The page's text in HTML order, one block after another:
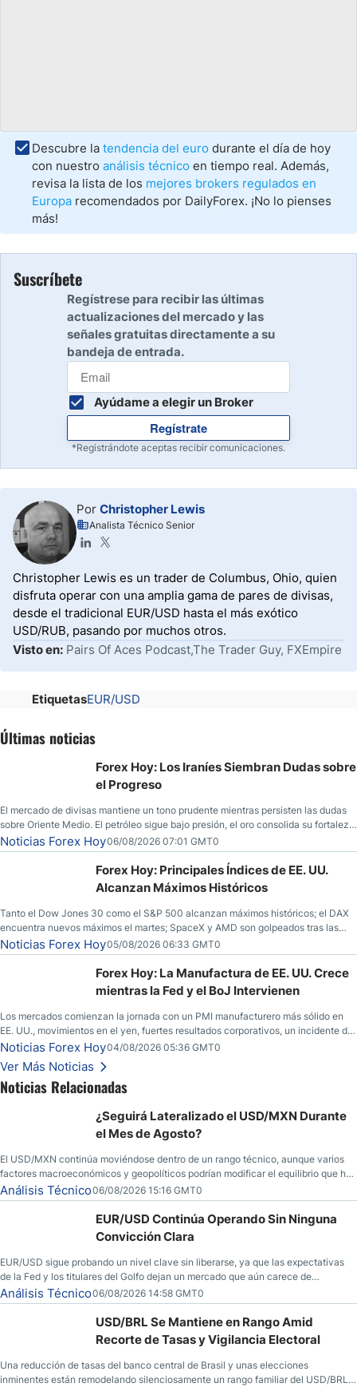
Descubre la tendencia del euro durante el día de hoy
con nuestro análisis técnico en tiempo real. Además,
revisa la lista de los mejores brokers regulados en
Europa recomendados por DailyForex. ¡No lo pienses
más!
Suscríbete
Regístrese para recibir las últimas
actualizaciones del mercado y las
señales gratuitas directamente a su
bandeja de entrada.
Ayúdame a elegir un Broker
Regístrate
*Registrándote aceptas recibir comunicaciones.
Por Christopher Lewis
Analista Técnico Senior
Christopher Lewis es un trader de Columbus, Ohio, quien
disfruta operar con una amplia gama de pares de divisas,
desde el tradicional EUR/USD hasta el más exótico
USD/RUB, pasando por muchos otros.
Visto en: Pairs Of Aces Podcast,The Trader Guy, FXEmpire
EtiquetasEUR/USD
Últimas noticias
Forex Hoy: Los Iraníes Siembran Dudas sobre
el Progreso
El mercado de divisas mantiene un tono prudente mientras persisten las dudas
sobre Oriente Medio. El petróleo sigue bajo presión, el oro consolida su fortaleza
y los operadores esperan nuevas referencias económicas desde Estados
Unidos.
Noticias Forex Hoy06/08/2026 07:01 GMT0
Forex Hoy: Principales Índices de EE. UU.
Alcanzan Máximos Históricos
Tanto el Dow Jones 30 como el S&P 500 alcanzan máximos históricos; el DAX
encuentra nuevos máximos el martes; SpaceX y AMD son golpeados tras las
llamadas de ganancias; el petróleo crudo cae por debajo de los $80 con nuevas
esperanzas; el dólar estadounidense continúa intentando estabilizarse frente al
yen; el peso mexicano ve un repunte a medida que las tasas caen en EE. UU.
Noticias Forex Hoy05/08/2026 06:33 GMT0
Forex Hoy: La Manufactura de EE. UU. Crece
mientras la Fed y el BoJ Intervienen
Los mercados comienzan la jornada con un PMI manufacturero más sólido en
EE. UU., movimientos en el yen, fuertes resultados corporativos, un incidente de
seguridad en Bitcoin y nuevas señales desde el mercado del petróleo.
Noticias Forex Hoy04/08/2026 05:36 GMT0
Ver Más Noticias
Noticias Relacionadas
¿Seguirá Lateralizado el USD/MXN Durante
el Mes de Agosto?
El USD/MXN continúa moviéndose dentro de un rango técnico, aunque varios
factores macroeconómicos y geopolíticos podrían modificar el equilibrio que ha
dominado al mercado en las últimas semanas.
Análisis Técnico06/08/2026 15:16 GMT0
EUR/USD Continúa Operando Sin Ninguna
Convicción Clara
EUR/USD sigue probando un nivel clave sin liberarse, ya que las expectativas
de la Fed y los titulares del Golfo dejan un mercado que aún carece de
convicción real.
Análisis Técnico06/08/2026 14:58 GMT0
USD/BRL Se Mantiene en Rango Amid
Recorte de Tasas y Vigilancia Electoral
Una reducción de tasas del banco central de Brasil y unas elecciones
inminentes están remodelando silenciosamente un rango familiar del USD/BRL.